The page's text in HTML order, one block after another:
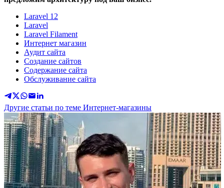
Laravel 12
Laravel
Laravel Filament
Интернет магазин
Аудит сайта
Создание сайтов
Содержание сайта
Обслуживание сайта
Другие статьи по теме Интернет-магазины